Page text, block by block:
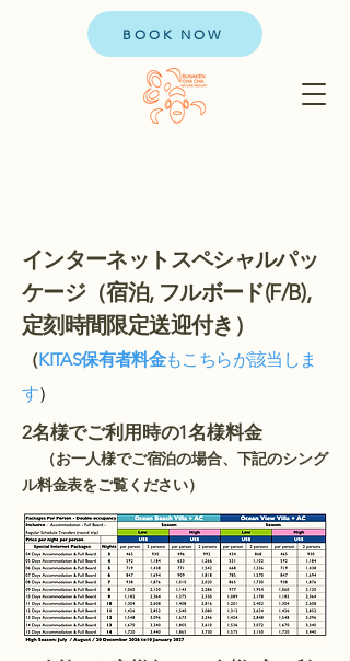
BOOK NOW
インターネットスペシャルパッ
ケージ（宿泊, フルボード(F/B),
定刻時間限定送迎付き）
（KITAS保有者料金もこちらが該当しま
す）
2名様でご利用時の1名様料金
（お一人様でご宿泊の場合、下記のシング
ル料金表をご覧ください）